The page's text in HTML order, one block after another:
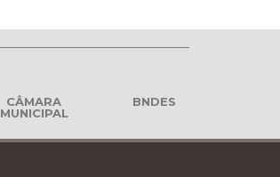
CÂMARA
MUNICIPAL
BNDES